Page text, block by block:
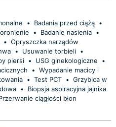
• Badania przed ciążą •
• Badanie nasienia •
• Opryszczka narządów
• Usuwanie torbieli •
piersi • USG ginekologiczne
•
• Wypadanie macicy i
• Test PCT • Grzybica w
•
Biopsja aspiracyjna jajnika
ciągłości błon